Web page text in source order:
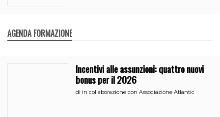
AGENDA FORMAZIONE
Incentivi alle assunzioni: quattro nuovi
bonus per il 2026
di in collaborazione con Associazione Atlantic